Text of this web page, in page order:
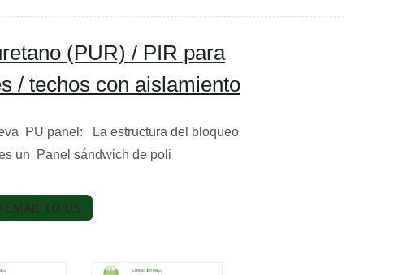
(PUR) / PIR para
/ techos con aislamiento
PU panel: La estructura del bloqueo
un Panel sándwich de poli
EMAIL TO US